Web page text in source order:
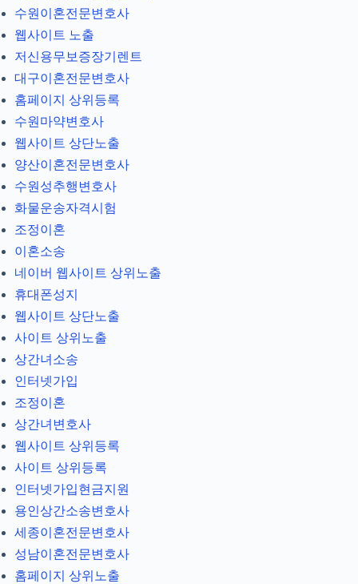
수원이혼전문변호사
웹사이트 노출
저신용무보증장기렌트
대구이혼전문변호사
홈페이지 상위등록
수원마약변호사
웹사이트 상단노출
양산이혼전문변호사
수원성추행변호사
화물운송자격시험
조정이혼
이혼소송
네이버 웹사이트 상위노출
휴대폰성지
웹사이트 상단노출
사이트 상위노출
상간녀소송
인터넷가입
조정이혼
상간녀변호사
웹사이트 상위등록
사이트 상위등록
인터넷가입현금지원
용인상간소송변호사
세종이혼전문변호사
성남이혼전문변호사
홈페이지 상위노출